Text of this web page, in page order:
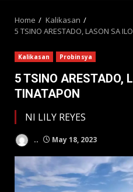
Home
Kalikasan
5 TSINO ARESTADO, LASON SA
Kalikasan Probinsya
5 TSINO ARESTADO,
TINATAPON
NI LILY REYES
.. May 18, 2023